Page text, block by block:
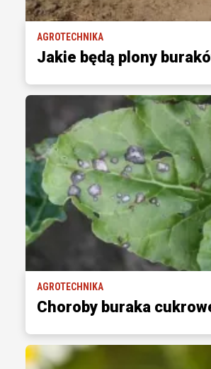
AGROTECHNIKA
Jakie będą plony
AGROTECHNIKA
Choroby buraka